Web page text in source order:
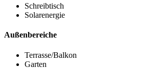
Schreibtisch
Solarenergie
Außenbereiche
Terrasse/Balkon
Garten